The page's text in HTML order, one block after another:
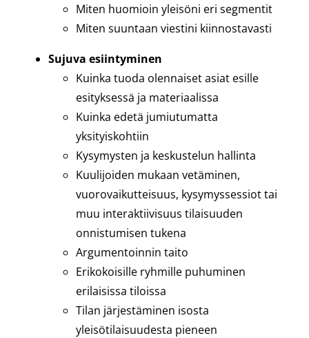
Miten huomioin yleisöni eri segmentit
Miten suuntaan viestini kiinnostavasti
Sujuva esiintyminen
Kuinka tuoda olennaiset asiat esille
esityksessä ja materiaalissa
Kuinka edetä jumiutumatta
yksityiskohtiin
Kysymysten ja keskustelun hallinta
Kuulijoiden mukaan vetäminen,
vuorovaikutteisuus, kysymyssessiot tai
muu interaktiivisuus tilaisuuden
onnistumisen tukena
Argumentoinnin taito
Erikokoisille ryhmille puhuminen
erilaisissa tiloissa
Tilan järjestäminen isosta
yleisötilaisuudesta pieneen